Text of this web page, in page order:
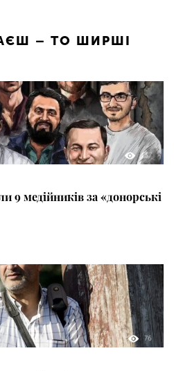
– ТО ШИРШІ
137
9 медійників за «донорські
76